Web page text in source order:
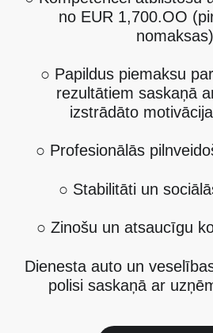
no EUR 1,700.OO
○ Papildus piemaksu
rezultātiem saskaņā
izstrādāto
○ Profesionālās
○ Stabilitāti un
○ Zinošu un atsaucīgu
Dienesta auto un
polisi saskaņā ar